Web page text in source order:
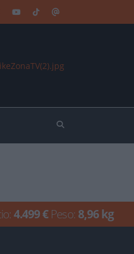
4.499 €Peso: 8,96 kg